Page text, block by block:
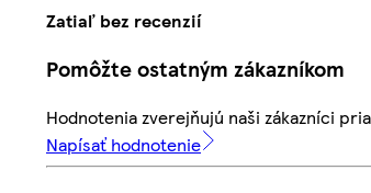
Zatiaľ bez recenzií
Pomôžte ostatným zákazníkom
Hodnotenia zverejňujú naši zákazníci
Napísať hodnotenie